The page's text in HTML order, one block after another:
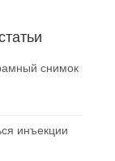
снимок
инъекции